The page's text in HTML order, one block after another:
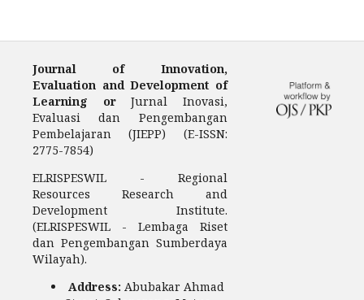
Journal of Innovation,
Evaluation and Development of
Learning orJurnal Inovasi,
Evaluasi dan Pengembangan
Pembelajaran (JIEPP) (E-ISSN:
2775-7854)
ELRISPESWIL - Regional
Resources Research and
Development Institute.
(ELRISPESWIL - Lembaga Riset
dan Pengembangan Sumberdaya
Wilayah).
Address: Abubakar Ahmad